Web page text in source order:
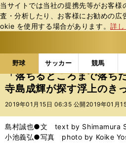
当サイトでは当社の提携先等がお客様
査・分析したり、お客様にお勧めの広
okie を使⽤する場合があります。詳し
野球 サッカー 競馬
b
ス
ポ
ル
バ
野球の記事一覧 プロ野球
「落ちるところまで落ち
寺島成輝が探す浮上のき
2019年01月15日 06:35 公開 2019年01月
島村誠也●文 text by Shimamura
小池義弘●写真 photo by Koike